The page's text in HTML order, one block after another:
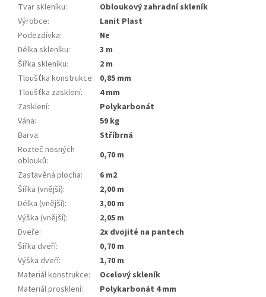
Tvar skleníku:
Obloukový zahradní skleník
Výrobce:
Lanit Plast
Podezdívka:
Ne
Délka skleníku:
3 m
Šířka skleníku:
2 m
Tloušťka konstrukce:
0,85 mm
Tloušťka zasklení:
4 mm
Zasklení:
Polykarbonát
Váha:
59 kg
Barva:
stříbrná
Rozteč nosných
oblouků:
0,70 m
Zastavěná plocha:
6 m2
Šířka (vnější):
2,00 m
Délka (vnější):
3,00 m
Výška (vnější):
2,05 m
Dveře:
2x dvojité na pantech
Šířka dveří:
0,70 m
Výška dveří:
1,70 m
Materiál konstrukce:
ocelový skleník
Materiál prosklení:
polykarbonát 4 mm